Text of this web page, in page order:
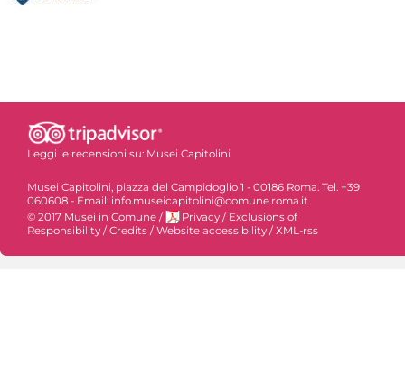
Leggi le recensioni su: Musei Capitolini
Musei Capitolini, piazza del Campidoglio 1 - 00186 Roma. Tel. +39
060608 - Email: info.museicapitolini@comune.roma.it
© 2017 Musei in Comune / Privacy / Exclusions of
Responsibility / Credits / Website accessibility / XML-rss